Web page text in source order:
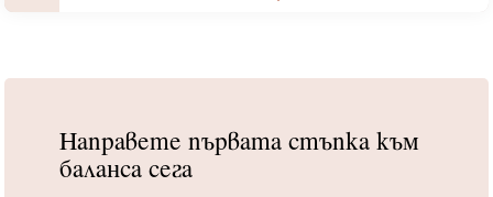
Направете първата стъпка към
баланса сега